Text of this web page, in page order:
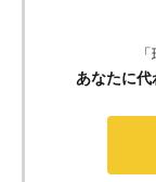
あなたに代